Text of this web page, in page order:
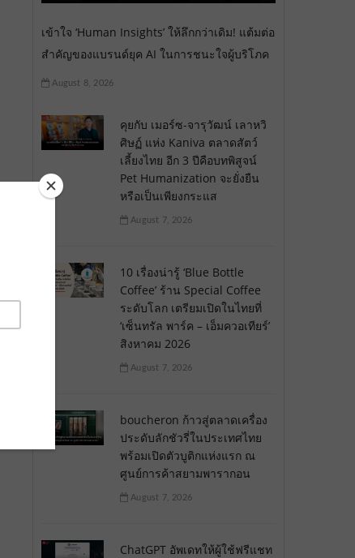
เข้าใจ ‘Human Insights’ ให้ลึกกว่าเดิม! แต้มต่อ
สำคัญของแบรนด์ยุค AI ในการชนะใจผู้บริโภค
August 8, 2026
คุยกับ เมอร์ซ-จารุวัฒน์ เลาหวิ
ศิษฏ์ แห่ง Kaniva ตลาดสัตว์
เลี้ยงไทย อีก 3 ปีคือบทพิสูจน์
Pet Humanization จะยั่งยืน
หรือเป็นเพียงกระแส
August 7, 2026
10 เรื่องน่ารู้ ‘Blue Bottle
Coffee’ ร้าน Special Coffee
ระดับโลก เตรียมเปิดในไทยที่
‘เซ็นทรัล พาร์ค – เอ็มควอเทียร์’
สิงหาคม 2026
August 7, 2026
boucheron ก้าวสู่ตลาดเครื่อง
ประดับลักชัวรี่ในประเทศไทย
พร้อมเปิดตัวบูติกแห่งแรก ณ
ศูนย์การค้าสยามพารากอน
August 7, 2026
ChatGPT อัพเดทให้ผู้ใช้ฟรีแชท